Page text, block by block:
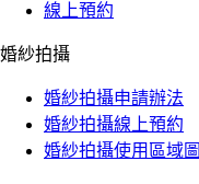
線上預約
婚紗拍攝
婚紗拍攝申請辦法
婚紗拍攝線上預約
婚紗拍攝使用區域圖